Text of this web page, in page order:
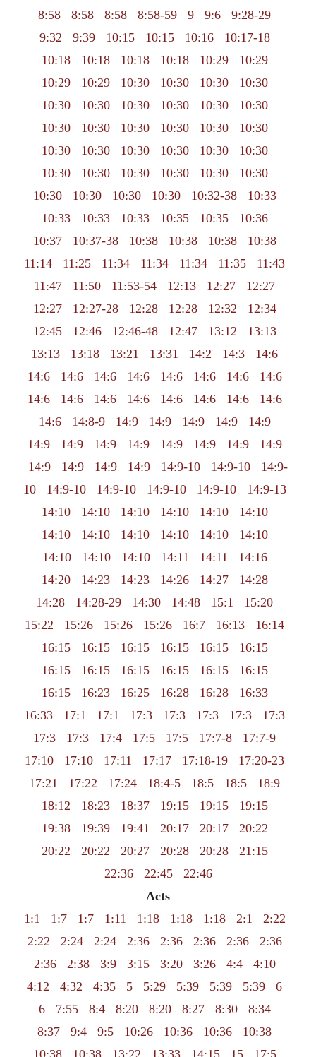
8:58
8:58 8:58 8:58-59 9 9:6
9:28-29
9:32
9:39 10:15 10:15 10:16
10:17-18
10:18
10:18 10:18 10:18 10:29
10:29
10:29
10:29 10:30 10:30 10:30
10:30
10:30
10:30 10:30 10:30 10:30
10:30
10:30
10:30 10:30 10:30 10:30
10:30
10:30
10:30 10:30 10:30 10:30
10:30
10:30
10:30 10:30 10:30 10:30
10:30
10:30
10:30 10:30 10:30 10:32-38
10:33
10:33
10:33 10:33 10:35 10:35
10:36
10:37
10:37-38 10:38 10:38 10:38
10:38
11:14
11:25 11:34 11:34 11:34 11:35
11:43
11:47
11:50 11:53-54 12:13 12:27
12:27
12:27
12:27-28 12:28 12:28 12:32
12:34
12:45
12:46 12:46-48 12:47 13:12
13:13
13:13
13:18 13:21 13:31 14:2 14:3
14:6
14:6
14:6 14:6 14:6 14:6 14:6 14:6
14:6
14:6
14:6 14:6 14:6 14:6 14:6 14:6
14:6
14:6
14:8-9 14:9 14:9 14:9 14:9
14:9
14:9
14:9 14:9 14:9 14:9 14:9 14:9
14:9
14:9
14:9 14:9 14:9 14:9-10 14:9-10
14:9-
10
14:9-10 14:9-10 14:9-10 14:9-10
14:9-13
14:10
14:10 14:10 14:10 14:10
14:10
14:10
14:10 14:10 14:10 14:10
14:10
14:10
14:10 14:10 14:11 14:11
14:16
14:20
14:23 14:23 14:26 14:27
14:28
14:28
14:28-29 14:30 14:48 15:1
15:20
15:22
15:26 15:26 15:26 16:7 16:13
16:14
16:15
16:15 16:15 16:15 16:15
16:15
16:15
16:15 16:15 16:15 16:15
16:15
16:15
16:23 16:25 16:28 16:28
16:33
16:33
17:1 17:1 17:3 17:3 17:3 17:3
17:3
17:3
17:3 17:4 17:5 17:5 17:7-8
17:7-9
17:10
17:10 17:11 17:17 17:18-19
17:20-23
17:21
17:22 17:24 18:4-5 18:5 18:5
18:9
18:12
18:23 18:37 19:15 19:15
19:15
19:38
19:39 19:41 20:17 20:17
20:22
20:22
20:22 20:27 20:28 20:28
21:15
22:36
22:45
22:46
Acts
1:1
1:7 1:7 1:11 1:18 1:18 1:18 2:1
2:22
2:22
2:24 2:24 2:36 2:36 2:36 2:36
2:36
2:36
2:38 3:9 3:15 3:20 3:26 4:4
4:10
4:12
4:32 4:35 5 5:29 5:39 5:39 5:39
6
6
7:55 8:4 8:20 8:20 8:27 8:30
8:34
8:37
9:4 9:5 10:26 10:36 10:36
10:38
10:38
10:38 13:22 13:33 14:15 15 17:5